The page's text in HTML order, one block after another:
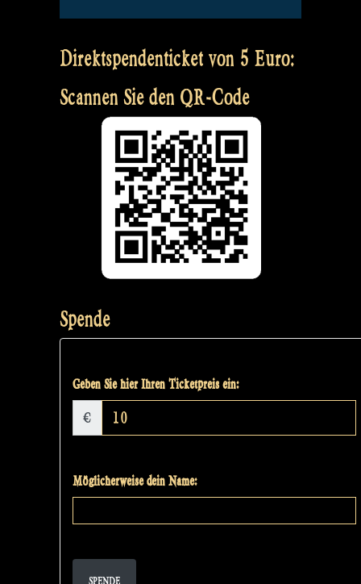
Direktspendenticket von 5 Euro:
Scannen Sie den QR-Code
Spende
Geben Sie hier Ihren Ticketpreis ein:
€
Möglicherweise dein Name:
SPENDE